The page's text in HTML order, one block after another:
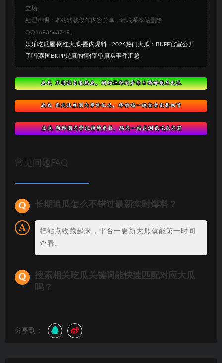
立场。
处理声明：本站转载仅作内容分享，请联系本站删除
QQ1693663749。
娱乐吃瓜屋-网红大瓜-圈内爆料 » 2026热门大瓜：BKPP官宣公开
了吗(泰国BKPP是真的情侣吗) 真实事件汇总
常见问题FAQ
长期追瓜怎么不错过最新实时爆料？
把站点收藏起来，平台一更新大瓜就能第一时间
查看。
搜索相关吃瓜关键词能快速匹配对应大瓜
吗？
分享到：